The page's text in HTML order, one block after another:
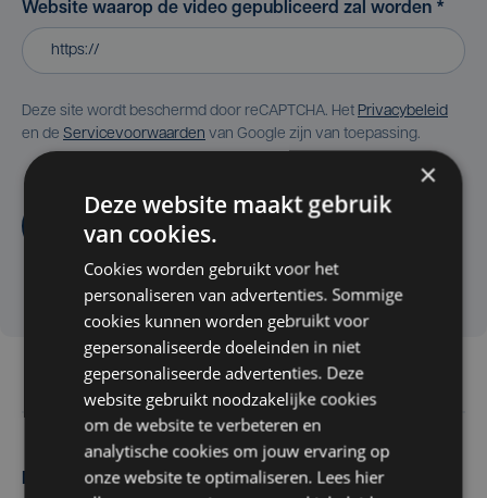
Website waarop de video gepubliceerd zal worden *
Deze site wordt beschermd door reCAPTCHA. Het Privacybeleid
en de Servicevoorwaarden van Google zijn van toepassing.
Aanvragen
Maak zelf het nieuws
×
Deze website maakt gebruik
van cookies.
Cookies worden gebruikt voor het
personaliseren van advertenties. Sommige
cookies kunnen worden gebruikt voor
gepersonaliseerde doeleinden in niet
gepersonaliseerde advertenties. Deze
website gebruikt noodzakelijke cookies
om de website te verbeteren en
analytische cookies om jouw ervaring op
onze website te optimaliseren. Lees hier